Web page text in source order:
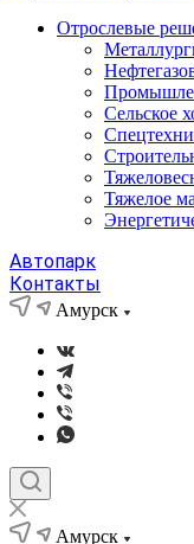
Отрослевые
Сельское
Тяжелое
Автопарк
Контакты
Амурск
Амурск